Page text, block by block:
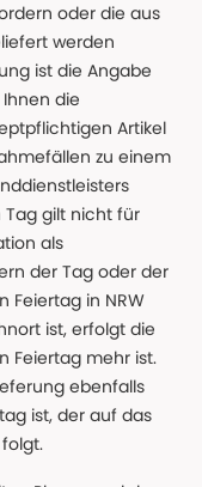
oder die aus
werden
ist die Angabe
die
Artikel
zu einem
Tag gilt nicht für
als
der Tag oder der
Feiertag in NRW
ist, erfolgt die
Feiertag mehr ist.
ebenfalls
ist, der auf das